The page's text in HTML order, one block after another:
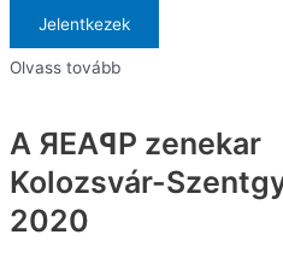
Jelentkezek
Olvass tovább
A ЯЕАꟼР zenekar
Kolozsvár-
2020